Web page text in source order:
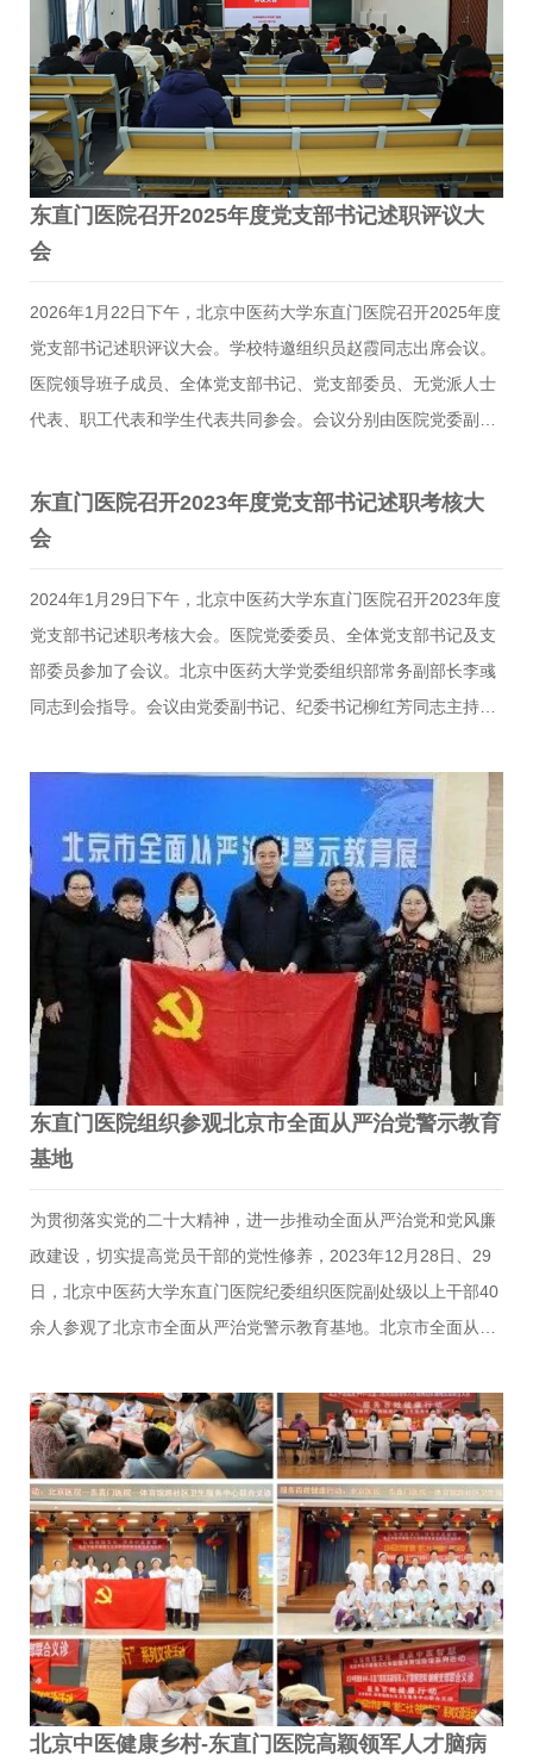
议、提质增效要求。述职结束后，党委副书记、院长王勇作总结
讲话。他充分肯定了过去一年全院干部职工在学科建设、运营管
理、智慧医院建设、服务优化等方面取得的扎实成绩，他强调，
2026年作为…
东直门医院召开2025年度党支部书记述职评议大
会
2026年1月22日下午，北京中医药大学东直门医院召开2025年度
党支部书记述职评议大会。学校特邀组织员赵霞同志出席会议。
医院领导班子成员、全体党支部书记、党支部委员、无党派人士
代表、职工代表和学生代表共同参会。会议分别由医院党委副书
党支部书记立足岗位职责，围绕2025年度党建工作开展情况进行
了全面述职。各支部通过具体事例和数据，系统总结了在强化政
坚持问题导向，深入查摆了组织生活规范性、党员教育管理精细
化程度等方面存在的不足。述职过程体现了实事求是的工作态度
和刀刃向内的自我革新精神，为持续提升基层党组织建设质量提
供了重要参考。党委书记刘金民对每位现场述职的支部书记进行
东直门医院召开2023年度党支部书记述职考核大
会
2024年1月29日下午，北京中医药大学东直门医院召开2023年度
党支部书记述职考核大会。医院党委委员、全体党支部书记及支
部委员参加了会议。北京中医药大学党委组织部常务副部长李彧
同志到会指导。会议由党委副书记、纪委书记柳红芳同志主持。
严治党要求的落实情况、党组织建设的强化措施、主题教育活动
的实施成果、服务医院中心工作的具体表现等方面，借助丰富的
数据和生动鲜活的事例，详细展示了各自党支部在过去一年中的
亮点工作与显著成绩，并深入剖析了存在的问题及改进策略。刘
金民书记按照“一述一评”的要求，对每一位书记的述职进行了针
对性点评，对各支部的工作成效给予了高度赞赏和肯定。述职环
节结束后，刘金民书记发表了总结讲话。他强调，此次述职大会
不仅是…
东直门医院组织参观北京市全面从严治党警示教育
基地
为贯彻落实党的二十大精神，进一步推动全面从严治党和党风廉
政建设，切实提高党员干部的党性修养，2023年12月28日、29
日，北京中医药大学东直门医院纪委组织医院副处级以上干部40
余人参观了北京市全面从严治党警示教育基地。北京市全面从严
局、市监狱管理局承办，主要面向中央国家机关、企事业单位、
军队和北京市的党员干部及监察对象开展警示教育。基地的展览
以“总书记的告诫”开篇，以习近平总书记重要论述为主线，集中
展示了以习近平同志为核心的党中央坚持党要管党、全面从严治
党取得的伟大成就和北京市全面从严治党取得的丰硕成果。在讲
解员的引导下，党员干部参观了“挺纪在前、筑牢防线”、“以案为
鉴、知畏知止”、“不忘初心、牢记使命”三大主题展馆，观看了教
育…
北京中医健康乡村-东直门医院高颖领军人才脑病